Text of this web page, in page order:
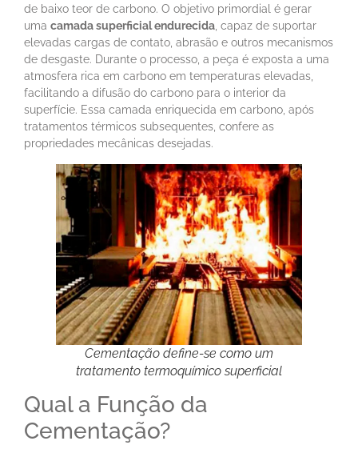
de baixo teor de carbono. O objetivo primordial é gerar
uma camada superficial endurecida, capaz de suportar
elevadas cargas de contato, abrasão e outros mecanismos
de desgaste. Durante o processo, a peça é exposta a uma
atmosfera rica em carbono em temperaturas elevadas,
facilitando a difusão do carbono para o interior da
superfície. Essa camada enriquecida em carbono, após
tratamentos térmicos subsequentes, confere as
propriedades mecânicas desejadas.
Cementação define-se como um
tratamento termoquímico superficial
Qual a Função da
Cementação?